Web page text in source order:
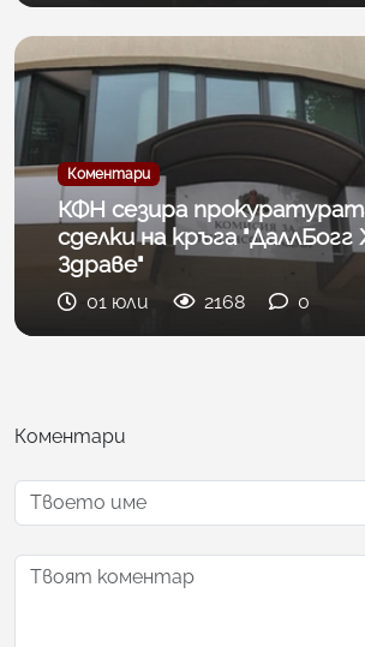
Коментари
КФН сезира
сделки на кръга
Здраве"
01 юли 2168 0
Коментари